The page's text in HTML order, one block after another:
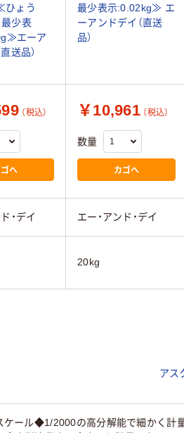
ひょう
少表
エーア
送品）
最少表示:0.02kg≫ エ
ーアンドデイ（直送
品）
（税込）
へ
￥10,961 （税込）
数量
カゴへ
・デイ エー・アンド・デイ
20kg
アス
ール◆1/2000の高分解能で細かく計